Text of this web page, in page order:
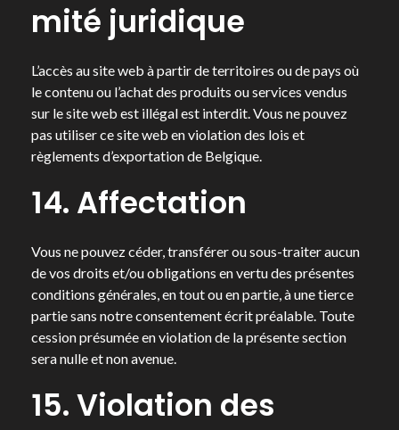
mité juridique
L’accès au site web à partir de territoires ou de pays où
le contenu ou l’achat des produits ou services vendus
sur le site web est illégal est interdit. Vous ne pouvez
pas utiliser ce site web en violation des lois et
règlements d’exportation de Belgique.
14. Affectation
Vous ne pouvez céder, transférer ou sous-traiter aucun
de vos droits et/ou obligations en vertu des présentes
conditions générales, en tout ou en partie, à une tierce
partie sans notre consentement écrit préalable. Toute
cession présumée en violation de la présente section
sera nulle et non avenue.
15. Violation des